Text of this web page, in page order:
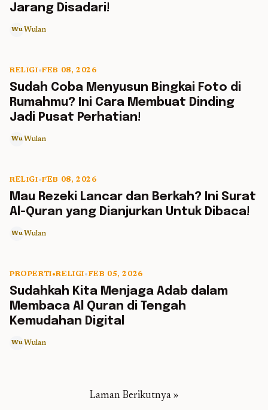
Jarang Disadari!
Wu Wulan
5 min read
RELIGI•FEB 08, 2026
Sudah Coba Menyusun Bingkai Foto di
Rumahmu? Ini Cara Membuat Dinding
Jadi Pusat Perhatian!
Wu Wulan
5 min read
RELIGI•FEB 08, 2026
Mau Rezeki Lancar dan Berkah? Ini Surat
Al-Quran yang Dianjurkan Untuk Dibaca!
Wu Wulan
5 min read
PROPERTI•RELIGI•FEB 05, 2026
Sudahkah Kita Menjaga Adab dalam
Membaca Al Quran di Tengah
Kemudahan Digital
Wu Wulan
Laman Berikutnya »